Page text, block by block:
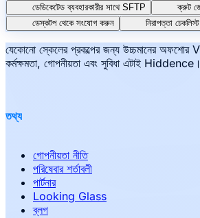
ডেডিকেটেড ব্যবহারকারীর সাথে SFTP
ক্রুট
ডেস্কটপ থেকে সংযোগ করুন
নিরাপত্তা চেকলিস্ট
যেকোনো স্কেলের প্রকল্পের জন্য উচ্চমানের অফশোর
কর্মক্ষমতা, গোপনীয়তা এবং সুবিধা এটাই Hiddence।
তথ্য
গোপনীয়তা নীতি
পরিষেবার শর্তাবলী
পার্টনার
Looking Glass
ব্লগ